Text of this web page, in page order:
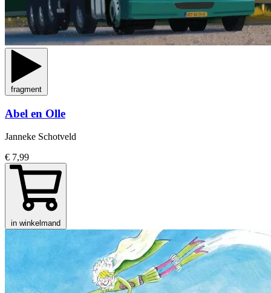
fragment
Abel en Olle
Janneke Schotveld
€ 7,99
in winkelmand